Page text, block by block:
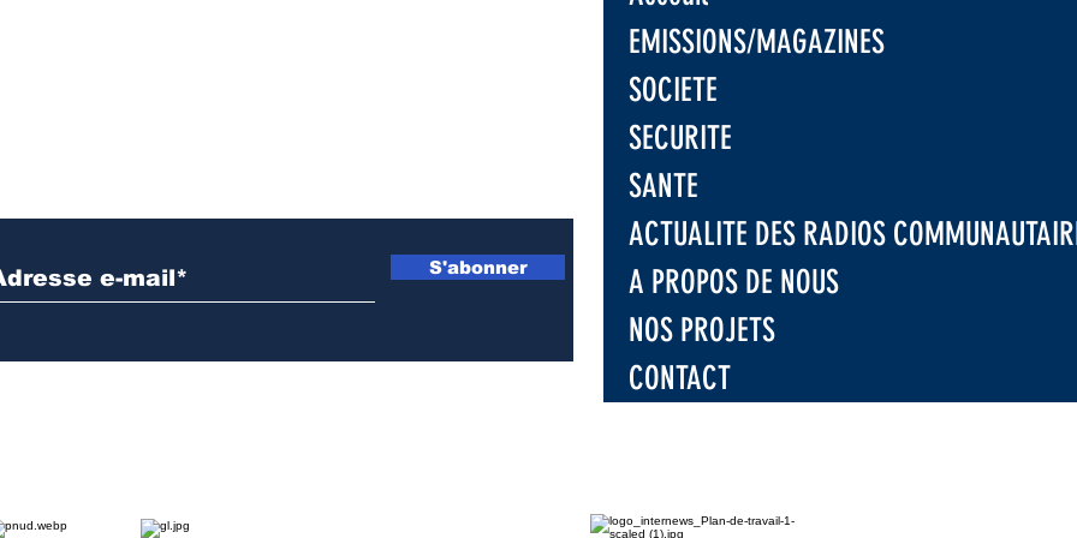
propagation d'Ebola
S'abonner
EMISSIONS/MAGAZINES
SOCIETE
SECURITE
SANTE
ACTUALITE DES RADIOS
A PROPOS DE NOUS
NOS PROJETS
CONTACT